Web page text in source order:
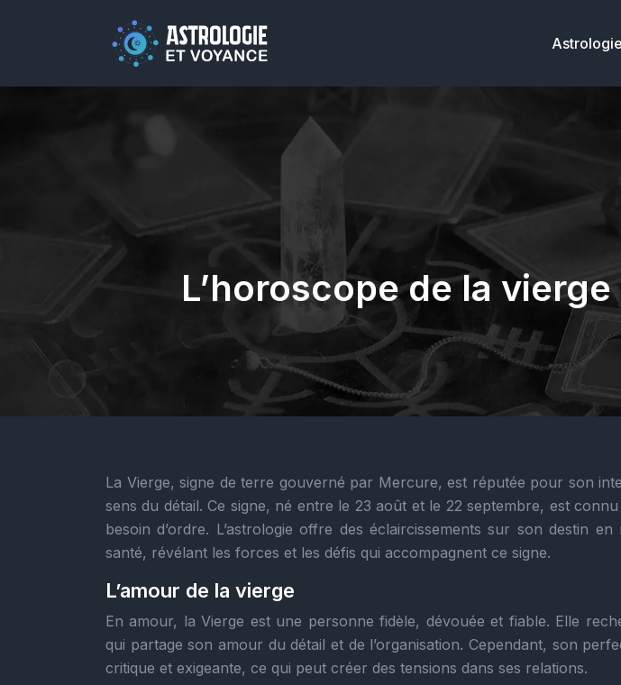
Astrologie
L’horoscope de la
La Vierge, signe de terre gouverné par Mercure, est réputée pour son
sens du détail. Ce signe, né entre le 23 août et le 22 septembre, est
besoin d’ordre. L’astrologie offre des éclaircissements sur son destin
santé, révélant les forces et les défis qui accompagnent ce signe.
L’amour de la vierge
En amour, la Vierge est une personne fidèle, dévouée et fiable. Elle
qui partage son amour du détail et de l’organisation. Cependant, son
critique et exigeante, ce qui peut créer des tensions dans ses relations.